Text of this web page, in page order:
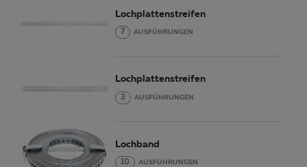
Lochplattenstreifen
7 AUSFÜHRUNGEN
Lochplattenstreifen
3 AUSFÜHRUNGEN
Lochband
10 AUSFÜHRUNGEN